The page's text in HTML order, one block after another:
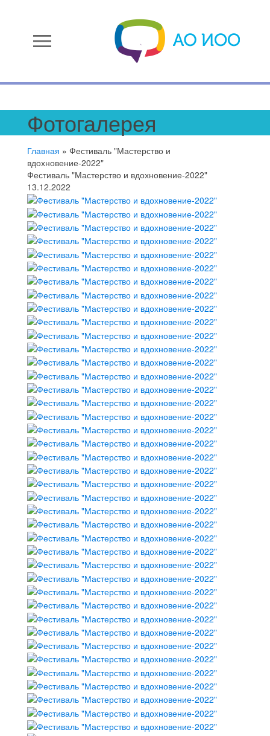
menu
Фотогалерея
Главная » Фестиваль "Мастерство и
вдохновение-2022"
Фестиваль "Мастерство и вдохновение-2022"
13.12.2022